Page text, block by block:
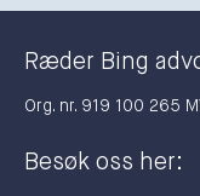
Ræder Bing
Org. nr. 919 100 265
Besøk oss her: